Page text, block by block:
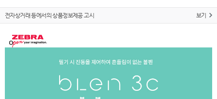
전자상거래 등에서의 상품정보제공 고시 보기